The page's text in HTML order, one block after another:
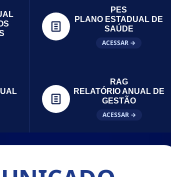
PES
PLANO ESTADUAL DE
SAÚDE
ACESSAR →
RAG
RELATÓRIO ANUAL DE
GESTÃO
ACESSAR →